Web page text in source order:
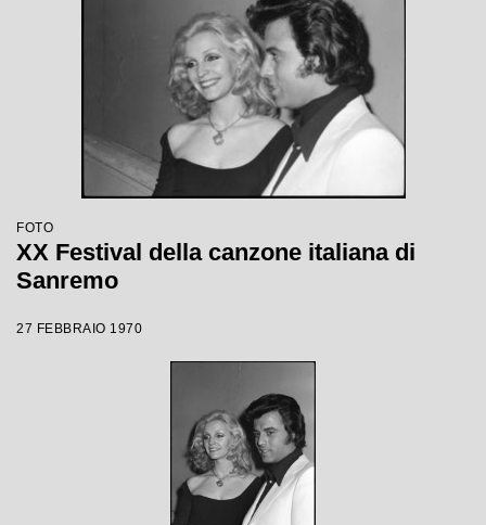
FOTO
XX Festival della canzone italiana di
Sanremo
27 FEBBRAIO 1970